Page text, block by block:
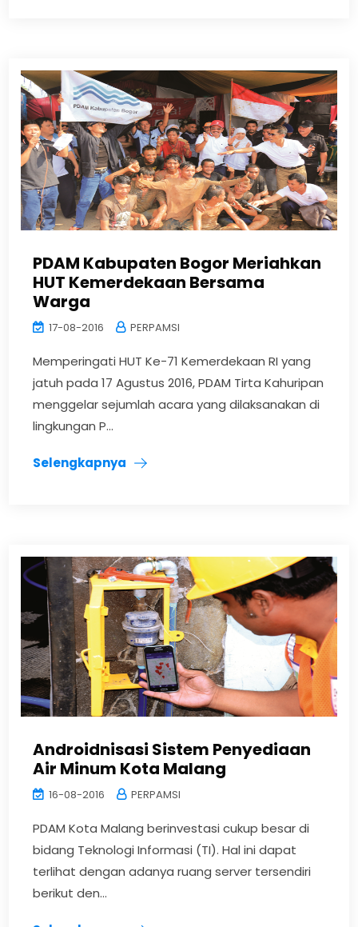
PDAM Kabupaten Bogor Meriahkan
HUT Kemerdekaan Bersama
Warga
17-08-2016 PERPAMSI
Memperingati HUT Ke-71 Kemerdekaan RI yang
jatuh pada 17 Agustus 2016, PDAM Tirta Kahuripan
menggelar sejumlah acara yang dilaksanakan di
lingkungan P...
Selengkapnya
Androidnisasi Sistem Penyediaan
Air Minum Kota Malang
16-08-2016 PERPAMSI
PDAM Kota Malang berinvestasi cukup besar di
bidang Teknologi Informasi (TI). Hal ini dapat
terlihat dengan adanya ruang server tersendiri
berikut den...